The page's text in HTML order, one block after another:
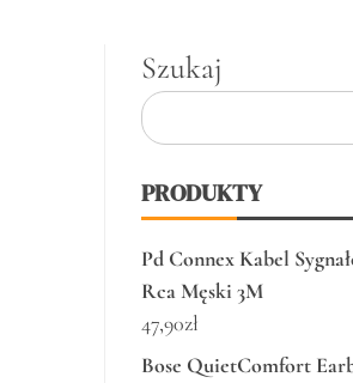
Szukaj
PRODUKTY
Pd Connex Kabel
Rca Męski 3M
47,90zł
Bose QuietComfort